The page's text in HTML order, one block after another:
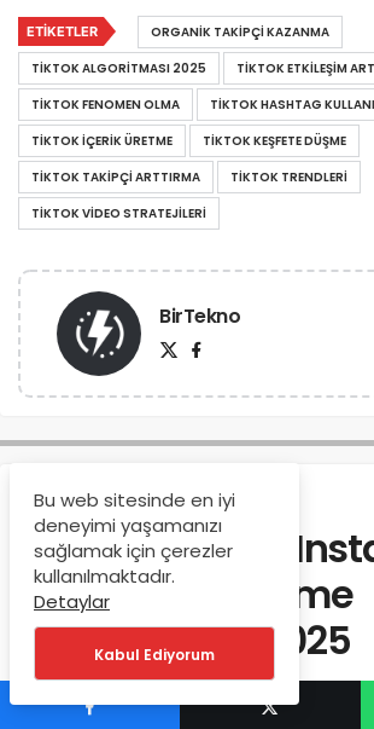
ETIKETLER
ORGANIK TAKIPÇI KAZANMA
TIKTOK ALGORITMASI 2025
TIKTOK ETKILEŞIM
TIKTOK FENOMEN OLMA
TIKTOK HASHTAG
TIKTOK IÇERIK ÜRETME
TIKTOK KEŞFETE DÜŞME
TIKTOK TAKIPÇI ARTTIRMA
TIKTOK TRENDLERI
TIKTOK VIDEO STRATEJILERI
BirTekno
Anasayfa Sosyal Medya
Postegro Lili ile
Gizli Hesap Görme
Yöntemleri – 2025
Bu web sitesinde en iyi
deneyimi yaşamanızı
sağlamak için çerezler
kullanılmaktadır.
Detaylar
Kabul Ediyorum